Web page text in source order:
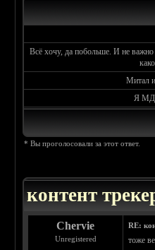
Всё хочу, да побольше. И не важно
Митал
Я МД,
* Вы проголосовали за этот ответ.
контент
Chervie
Unregistered
RE:
тоже